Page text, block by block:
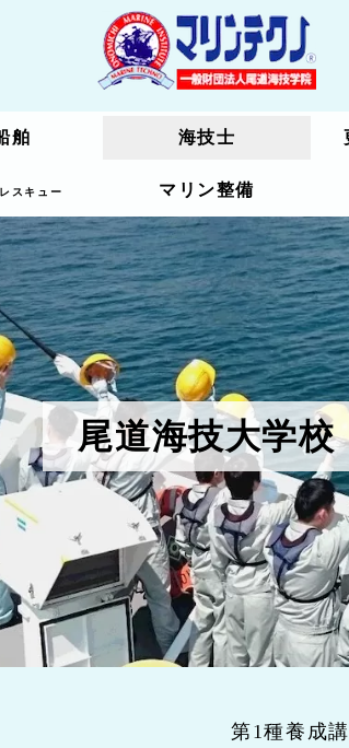
舶 海技士
スキュー マリン整備
舶 海技士
スキュー マリン整備
尾道海技大学校
第1種養成